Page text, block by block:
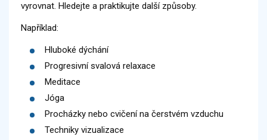
vyrovnat. Hledejte a praktikujte další způsoby.
Například:
Hluboké dýchání
Progresivní svalová relaxace
Meditace
Jóga
Procházky nebo cvičení na čerstvém vzduchu
Techniky vizualizace